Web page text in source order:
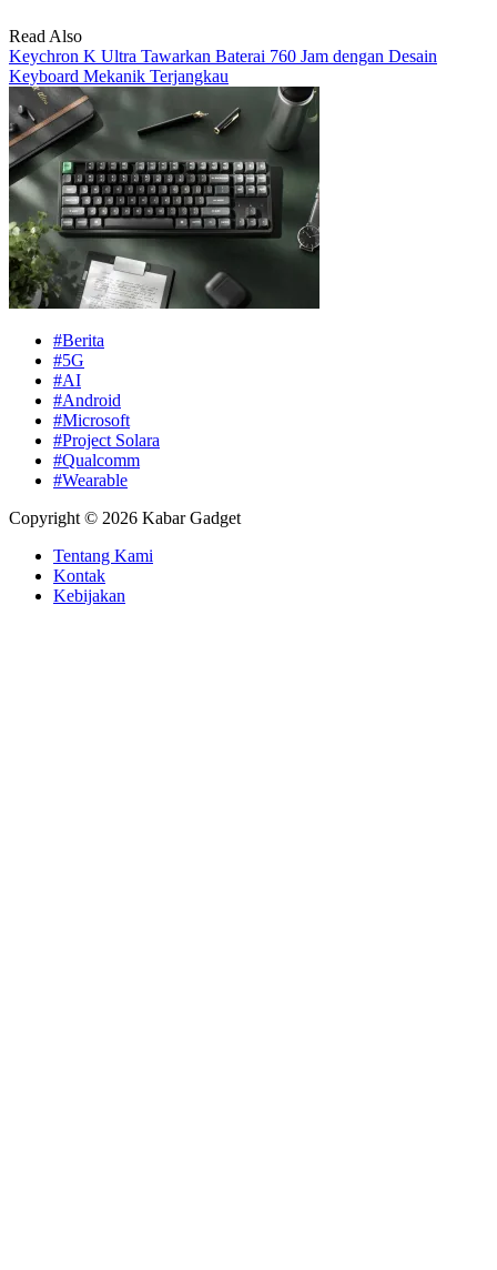
Read Also
Keychron K Ultra Tawarkan Baterai 760 Jam dengan Desain
Keyboard Mekanik Terjangkau
#Berita
#5G
#AI
#Android
#Microsoft
#Project Solara
#Qualcomm
#Wearable
Copyright © 2026 Kabar Gadget
Tentang Kami
Kontak
Kebijakan